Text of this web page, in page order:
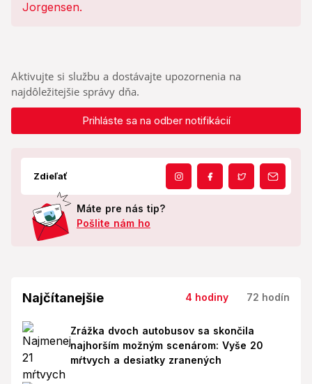
Aktivujte si službu a dostávajte upozornenia na
najdôležitejšie správy dňa.
Prihláste sa na odber notifikácií
Zdieľať
Máte pre nás tip?
Pošlite nám ho
Najčítanejšie 4 hodiny 72 hodín
Zrážka dvoch autobusov sa skončila
najhorším možným scenárom: Vyše 20
mŕtvych a desiatky zranených